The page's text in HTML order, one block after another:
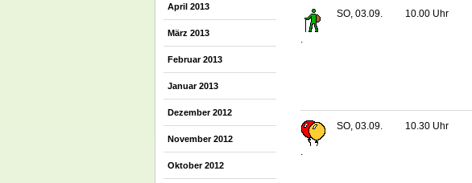
April 2013
März 2013
Februar 2013
Januar 2013
Dezember 2012
November 2012
Oktober 2012
SO, 03.09. 10.00 Uhr
.
SO, 03.09. 10.30 Uhr